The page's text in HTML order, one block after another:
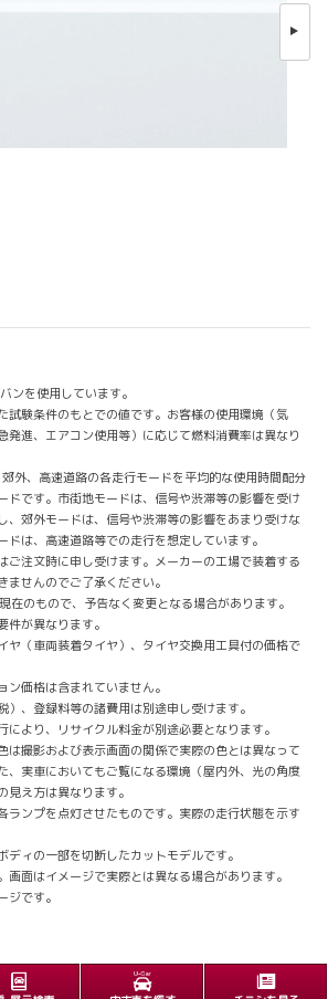
ンを使用しています。
験条件のもとでの値です。お客様の使用環境（気
発進、エアコン使用等）に応じて燃料消費率は異なり
外、高速道路の各走行モードを平均的な使用時間配分
ドです。市街地モードは、信号や渋滞等の影響を受け
、郊外モードは、信号や渋滞等の影響をあまり受けな
ドは、高速道路等での走行を想定しています。
注文時に申し受けます。メーカーの工場で装着する
せんのでご了承ください。
のもので、予告なく変更となる場合があります。
が異なります。
（車両装着タイヤ）、タイヤ交換用工具付の価格で
価格は含まれていません。
、登録料等の諸費用は別途申し受けます。
より、リサイクル料金が別途必要となります。
撮影および表示画面の関係で実際の色とは異なって
、実車においてもご覧になる環境（屋内外、光の角度
見え方は異なります。
ンプを点灯させたものです。実際の走行状態を示す
ィの一部を切断したカットモデルです。
面はイメージで実際とは異なる場合があります。
です。